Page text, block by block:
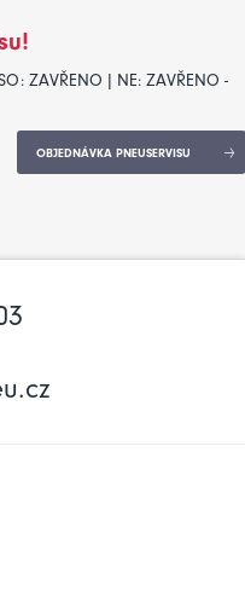
ZAVŘENO | NE: ZAVŘENO -
OBJEDNÁVKA PNEUSERVISU